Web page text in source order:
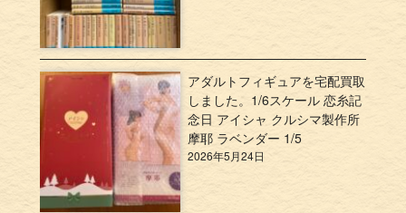
アダルトフィギュアを宅配買取
しました。1/6スケール 恋糸記
念日 アイシャ クルシマ製作所
摩耶 ラベンダー 1/5
2026年5月24日